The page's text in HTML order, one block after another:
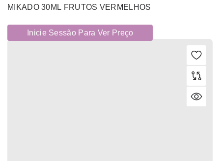
MIKADO 30ML FRUTOS VERMELHOS
Inicie Sessão Para Ver Preço